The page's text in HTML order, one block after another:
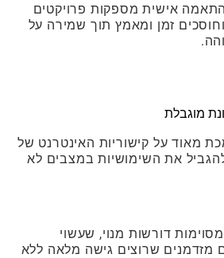
אישית מספקות פרויקטים
וחוסכים זמן ומאמץ תוך שמירה על
מוגבלת
מאוד על קישוריות האינטרנט של
להגביל את השימושיות במצבים לא
דורשות מנוי, שעשוי
שרוצים גישה מלאה ללא